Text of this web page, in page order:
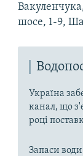
шосе, 1-9,
Україна
канал, що
році
Запаси